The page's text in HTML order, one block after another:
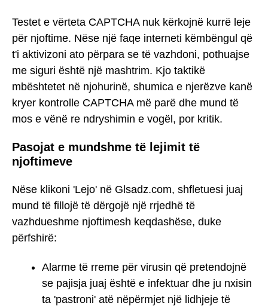
Testet e vërteta CAPTCHA nuk kërkojnë kurrë leje
për njoftime. Nëse një faqe interneti këmbëngul që
t'i aktivizoni ato përpara se të vazhdoni, pothuajse
me siguri është një mashtrim. Kjo taktikë
mbështetet në njohurinë, shumica e njerëzve kanë
kryer kontrolle CAPTCHA më parë dhe mund të
mos e vënë re ndryshimin e vogël, por kritik.
Pasojat e mundshme të lejimit të
njoftimeve
Nëse klikoni 'Lejo' në Glsadz.com, shfletuesi juaj
mund të fillojë të dërgojë një rrjedhë të
vazhdueshme njoftimesh keqdashëse, duke
përfshirë:
Alarme të rreme për virusin që pretendojnë
se pajisja juaj është e infektuar dhe ju nxisin
ta 'pastroni' atë nëpërmjet një lidhjeje të